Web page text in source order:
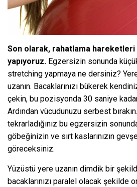
Son olarak, rahatlama hareketleri
yapıyoruz. Egzersizin sonunda
stretching yapmaya ne dersiniz?
uzanın. Bacaklarınızı bükerek
çekin, bu pozisyonda 30 saniye
Ardından vücudunuzu serbest
tekrarladığınız bu egzersizin
göbeğinizin ve sırt kaslarınızın
göreceksiniz.
Yüzüstü yere uzanın dimdik bir
bacaklarınızı paralel olacak şekilde